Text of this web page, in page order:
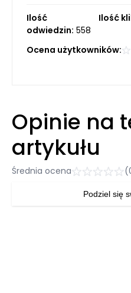
Ilość
odwiedzin: 558
Ilość
Ocena użytkowników:
Opinie na
artykułu
Średnia ocena
Podziel się